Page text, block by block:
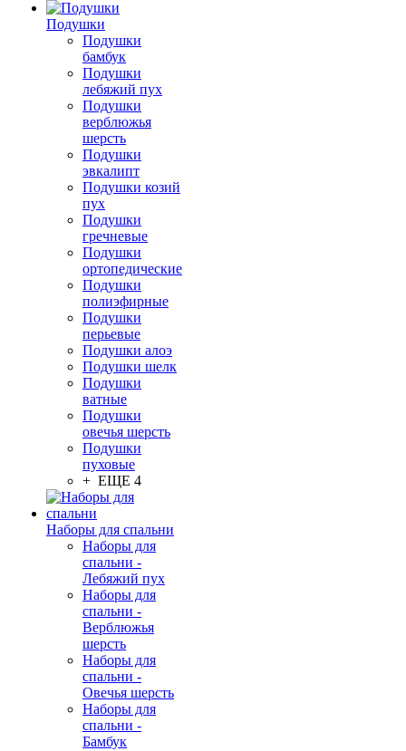
Подушки
Подушки
бамбук
Подушки
лебяжий пух
Подушки
верблюжья
шерсть
Подушки
эвкалипт
Подушки козий
пух
Подушки
гречневые
Подушки
ортопедические
Подушки
полиэфирные
Подушки
перьевые
Подушки алоэ
Подушки шелк
Подушки
ватные
Подушки
овечья шерсть
Подушки
пуховые
+ ЕЩЕ 4
Наборы для спальни
Наборы для
спальни -
Лебяжий пух
Наборы для
спальни -
Верблюжья
шерсть
Наборы для
спальни -
Овечья шерсть
Наборы для
спальни -
Бамбук